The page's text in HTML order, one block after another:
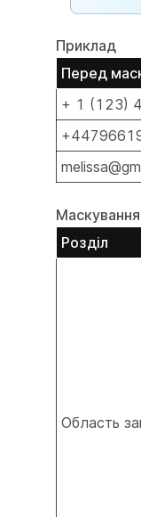
Приклад
Перед
+ 1 (123)
Розділ
Область